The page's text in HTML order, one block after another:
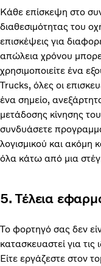
Κάθε επίσκεψη στο
διαθεσιμότητας του
επισκέψεις για
απώλεια χρόνου
χρησιμοποιείτε ένα
Trucks, όλες οι
ένα σημείο,
μετάδοσης κίνησης
συνδυάσετε
λογισμικού και ακόμη
όλα κάτω από μια
5. Τέλεια
Το φορτηγό σας δεν
κατασκευαστεί για τις
Είτε εργάζεστε στον